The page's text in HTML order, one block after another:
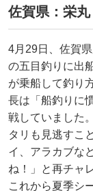
佐賀県：栄丸
4月29日、佐賀
の五目釣りに出
が乗船して釣り
長は「船釣りに
戦していました
タリも見逃すこ
イ、アラカブな
ね！」と再チャ
これから夏季シ